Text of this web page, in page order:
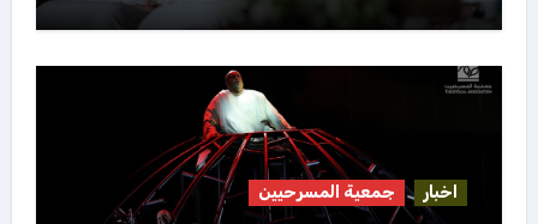
اخبار جمعية المسرحيين